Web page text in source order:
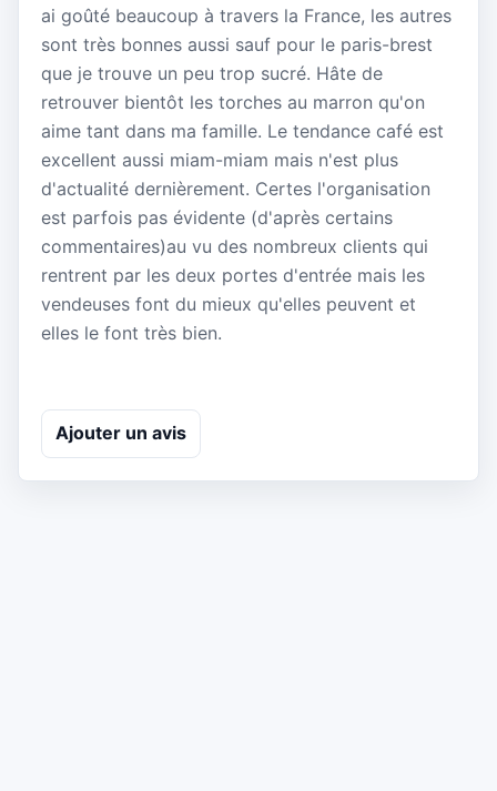
ai goûté beaucoup à travers la France, les autres
sont très bonnes aussi sauf pour le paris-brest
que je trouve un peu trop sucré. Hâte de
retrouver bientôt les torches au marron qu'on
aime tant dans ma famille. Le tendance café est
excellent aussi miam-miam mais n'est plus
d'actualité dernièrement. Certes l'organisation
est parfois pas évidente (d'après certains
commentaires)au vu des nombreux clients qui
rentrent par les deux portes d'entrée mais les
vendeuses font du mieux qu'elles peuvent et
elles le font très bien.
Ajouter un avis